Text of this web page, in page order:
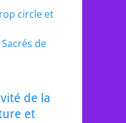
circle et
de
de la
et